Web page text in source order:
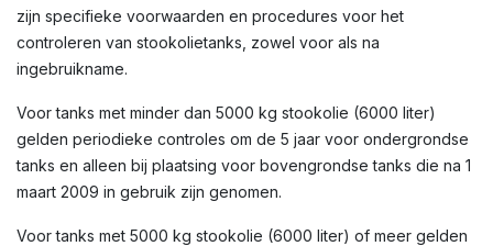
zijn specifieke voorwaarden en procedures voor het
controleren van stookolietanks, zowel voor als na
ingebruikname.
Voor tanks met minder dan 5000 kg stookolie (6000 liter)
gelden periodieke controles om de 5 jaar voor ondergrondse
tanks en alleen bij plaatsing voor bovengrondse tanks die na 1
maart 2009 in gebruik zijn genomen.
Voor tanks met 5000 kg stookolie (6000 liter) of meer gelden